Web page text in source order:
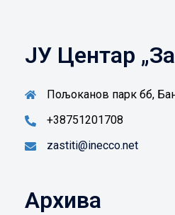
ЈУ Центар
Пољоканов парк бб,
+38751201708
zastiti@inecco.net
Архива